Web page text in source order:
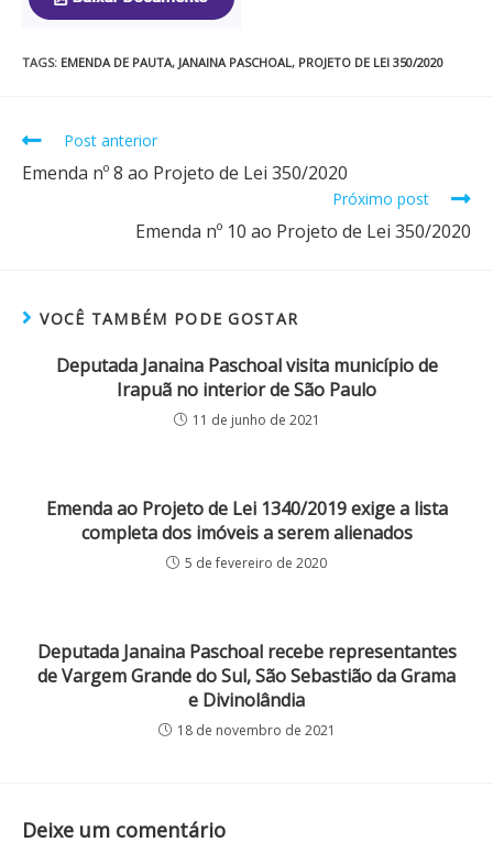
TAGS: EMENDA DE PAUTA, JANAINA PASCHOAL, PROJETO DE LEI 350/2020
Post anterior
Emenda nº 8 ao Projeto de Lei 350/2020
Próximo post
Emenda nº 10 ao Projeto de Lei 350/2020
VOCÊ TAMBÉM PODE GOSTAR
Deputada Janaina Paschoal visita município de
Irapuã no interior de São Paulo
11 de junho de 2021
Emenda ao Projeto de Lei 1340/2019 exige a lista
completa dos imóveis a serem alienados
5 de fevereiro de 2020
Deputada Janaina Paschoal recebe representantes
de Vargem Grande do Sul, São Sebastião da Grama
e Divinolândia
18 de novembro de 2021
Deixe um comentário